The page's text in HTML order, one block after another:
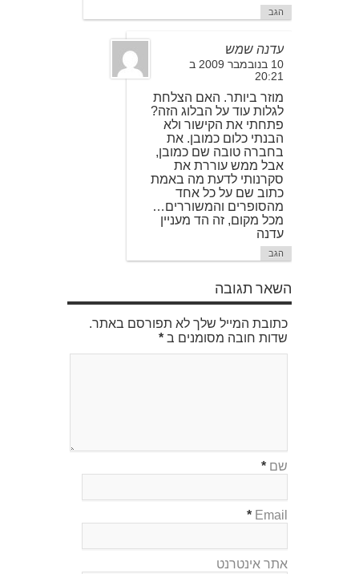
הגב
עדנה שמש
10 בנובמבר 2009 ב
20:21
מוזר ביותר. האם הצלחת
לגלות עוד על הבלוג הזה?
פתחתי את הקישור ולא
הבנתי כלום כמובן. את
בחברה טובה שם כמובן,
אבל ממש עוררת את
סקרנותי לדעת מה באמת
כתוב שם על כל אחד
מהסופרים והמשוררים…
מכל מקום, זה הד מעניין
עדנה
הגב
השאר תגובה
כתובת המייל שלך לא תפורסם באתר.
שדות חובה מסומנים ב *
שם *
Email
*
אתר אינטרנט